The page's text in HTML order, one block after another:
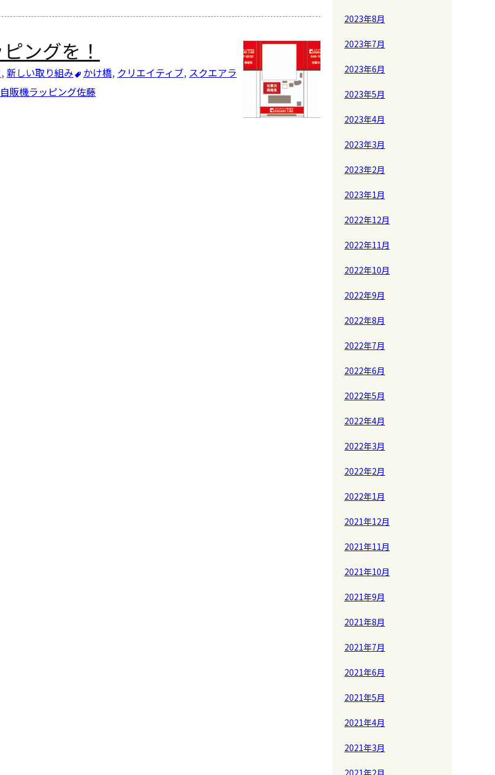
ングを！
, 新しい取り組み かけ橋, クリエイティブ, スクエアラ
自販機ラッピング佐藤
2023年8月
2023年7月
2023年6月
2023年5月
2023年4月
2023年3月
2023年2月
2023年1月
2022年12月
2022年11月
2022年10月
2022年9月
2022年8月
2022年7月
2022年6月
2022年5月
2022年4月
2022年3月
2022年2月
2022年1月
2021年12月
2021年11月
2021年10月
2021年9月
2021年8月
2021年7月
2021年6月
2021年5月
2021年4月
2021年3月
2021年2月